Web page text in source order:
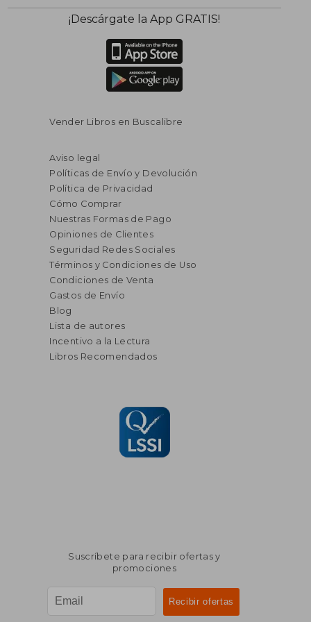
¡Descárgate la App GRATIS!
Vender Libros en Buscalibre
Aviso legal
Políticas de Envío y Devolución
Política de Privacidad
Cómo Comprar
Nuestras Formas de Pago
Opiniones de Clientes
Seguridad Redes Sociales
Términos y Condiciones de Uso
Condiciones de Venta
Gastos de Envío
Blog
Lista de autores
Incentivo a la Lectura
Libros Recomendados
Suscríbete para recibir ofertas y
promociones